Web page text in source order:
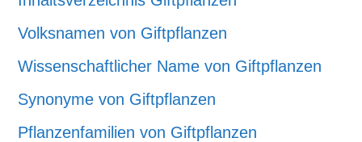
Volksnamen von Giftpflanzen
Wissenschaftlicher Name von Giftpflanzen
Synonyme von Giftpflanzen
Pflanzenfamilien von Giftpflanzen